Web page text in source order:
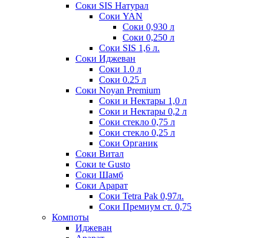
Соки SIS Натурал
Соки YAN
Соки 0,930 л
Соки 0,250 л
Соки SIS 1,6 л.
Соки Иджеван
Соки 1.0 л
Соки 0.25 л
Соки Noyan Premium
Соки и Нектары 1,0 л
Соки и Нектары 0,2 л
Соки стекло 0,75 л
Соки стекло 0,25 л
Соки Органик
Соки Витал
Соки te Gusto
Соки Шамб
Соки Арарат
Соки Tetra Pak 0,97л.
Соки Премиум ст. 0,75
Компоты
Иджеван